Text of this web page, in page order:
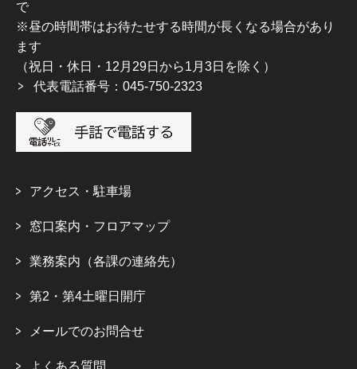
で
※昼の時間帯はお待たせする時間が長くなる場合があり
ます
（祝日・休日・12月29日から1月3日を除く）
代表電話番号：045-750-2323
アクセス・駐車場
窓口案内・フロアマップ
業務案内（各課の連絡先）
第2・第4土曜日開庁
メールでのお問合せ
よくある質問